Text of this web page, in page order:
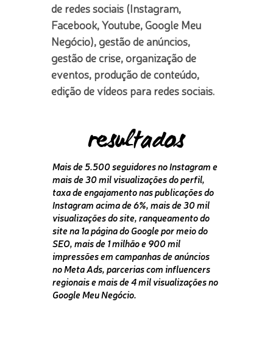
resultados
Mais de5.500seguidores no Instagram e
mais de30 milvisualizações do perfil,
taxa de engajamento nas publicações do
Instagram acima de6%, mais de30 mil
visualizações do site, ranqueamento do
site na 1a página do Google por meio do
SEO, mais de1 milhão e 900 mil
impressões em campanhas de anúncios
no Meta Ads, parcerias com influencers
regionais e mais de4 milvisualizações no
Google Meu Negócio.
de redes sociais (Instagram,
Facebook, Youtube, Google Meu
Negócio), gestão de anúncios,
gestão de crise, organização de
eventos, produção de conteúdo,
edição de vídeos para redes sociais.